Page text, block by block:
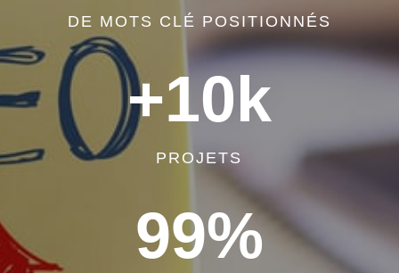
DE MOTS CLÉ POSITIONNÉS
+10k
PROJETS
99%